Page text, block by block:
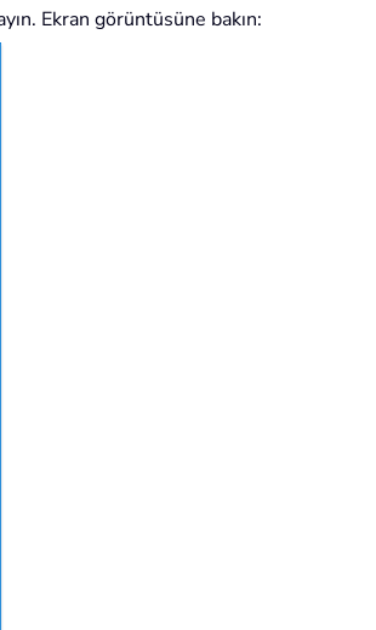
Ekran görüntüsüne bakın: